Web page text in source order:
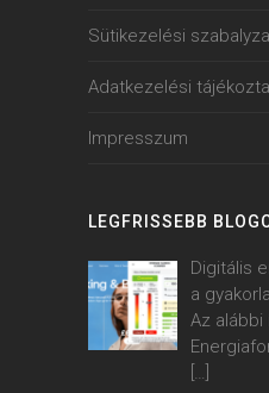
Sütikezelési
Adatkezelési
Impresszum
LEGFRISSEBB
Digitális
a
Az alábbi
[…]